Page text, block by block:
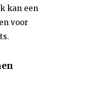
kan een
voor